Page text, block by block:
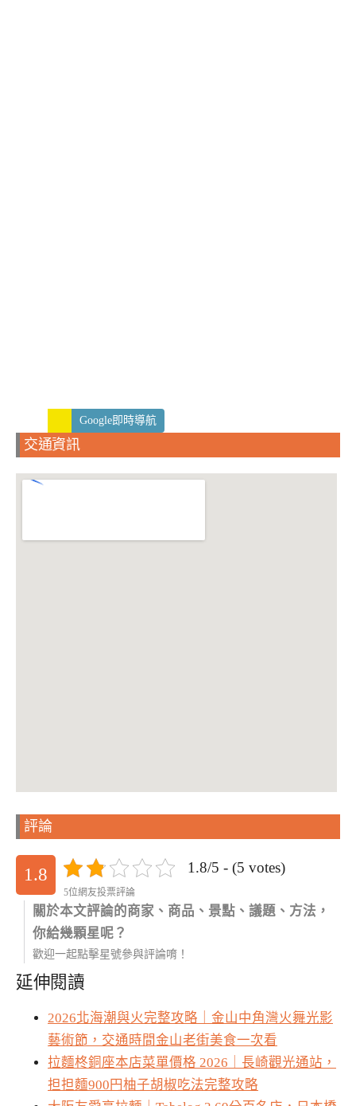
Google即時導航
交通資訊
評論
1.8 1.8/5 - (5 votes)
5位網友投票評論
關於本文評論的商家、商品、景點、議題、方法，
你給幾顆星呢？
歡迎一起點擊星號參與評論唷！
延伸閱讀
2026北海潮與火完整攻略｜金山中角灣火舞光影
藝術節，交通時間金山老街美食一次看
拉麵柊銅座本店菜單價格 2026｜長崎觀光通站，
担担麵900円柚子胡椒吃法完整攻略